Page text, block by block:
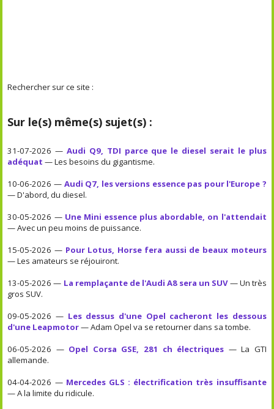
Rechercher sur ce site :
Sur le(s) même(s) sujet(s) :
31-07-2026 —Audi Q9, TDI parce que le diesel serait le plus
adéquat — Les besoins du gigantisme.
10-06-2026 — Audi Q7, les versions essence pas pour l'Europe ?
— D'abord, du diesel.
30-05-2026 — Une Mini essence plus abordable, on l'attendait
— Avec un peu moins de puissance.
15-05-2026 — Pour Lotus, Horse fera aussi de beaux moteurs
— Les amateurs se réjouiront.
13-05-2026 — La remplaçante de l'Audi A8 sera un SUV— Un très
gros SUV.
09-05-2026 — Les dessus d'une Opel cacheront les dessous
d'une Leapmotor— Adam Opel va se retourner dans sa tombe.
06-05-2026 — Opel Corsa GSE, 281 ch électriques — La GTI
allemande.
04-04-2026 — Mercedes GLS : électrification très insuffisante
— A la limite du ridicule.